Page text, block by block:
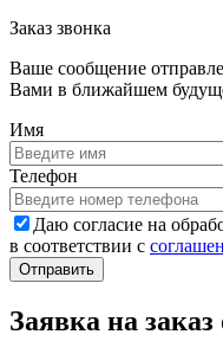
Заказ звонка
Ваше сообщение
Вами в ближайшем
Имя
Телефон
Даю согласие на
в соответствии с
Заявка на